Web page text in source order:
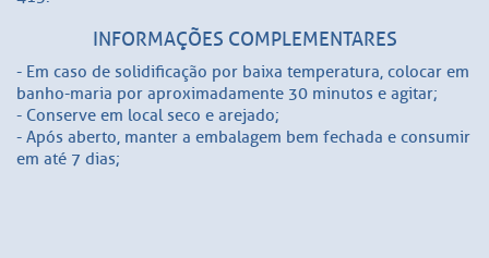
INFORMAÇÕES COMPLEMENTARES
- Em caso de solidificação por baixa temperatura, colocar em
banho-maria por aproximadamente 30 minutos e agitar;
- Conserve em local seco e arejado;
- Após aberto, manter a embalagem bem fechada e consumir
em até 7 dias;